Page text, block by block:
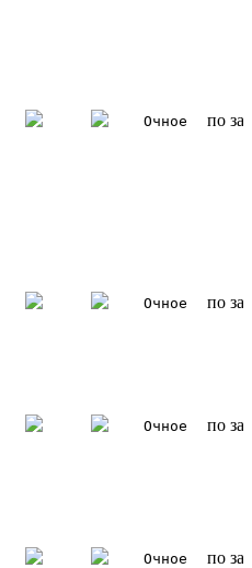
Очное по
Очное по
Очное по
Очное по